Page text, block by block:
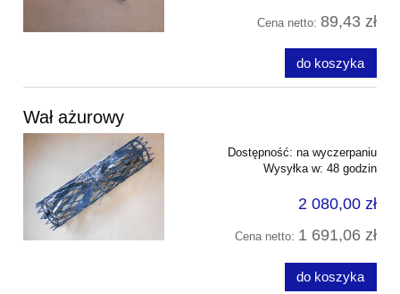
Cena netto: 89,43 zł
do koszyka
Wał ażurowy
Dostępność: na wyczerpaniu
Wysyłka w: 48 godzin
2 080,00 zł
Cena netto: 1 691,06 zł
do koszyka